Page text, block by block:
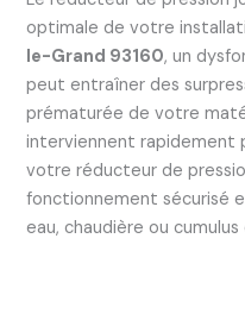
optimale de votre
le-Grand 93160, un
peut entraîner des
prématurée de votre
interviennent rapidement
votre réducteur de
fonctionnement sécurisé
eau, chaudière ou cumulus